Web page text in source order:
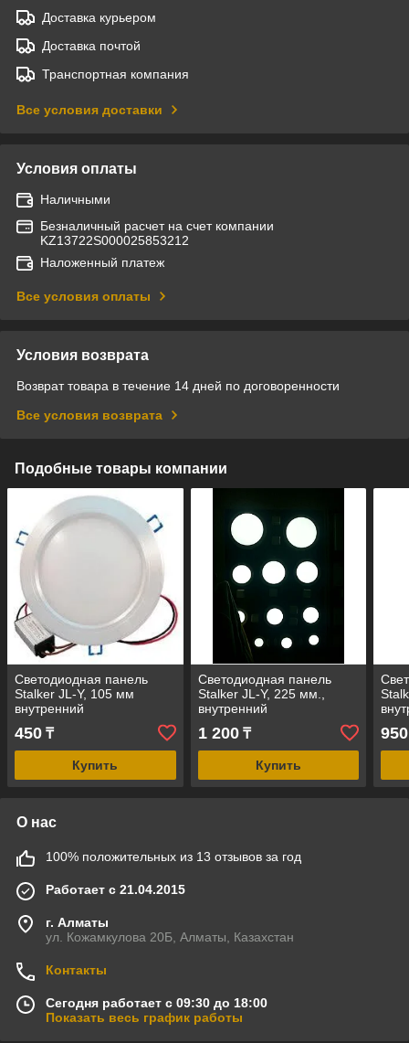
Доставка курьером
Доставка почтой
Транспортная компания
Все условия доставки
Условия оплаты
Наличными
Безналичный расчет на счет компании
KZ13722S000025853212
Наложенный платеж
Все условия оплаты
Условия возврата
Возврат товара в течение 14 дней по договоренности
Все условия возврата
Подобные товары компании
Светодиодная панель
Stalker JL-Y, 105 мм
внутренний
450 ₸
Купить
Светодиодная панель
Stalker JL-Y, 225 мм.,
внутренний
1 200₸
Купить
950
О нас
100% положительных из 13 отзывов за год
Работает с 21.04.2015
г. Алматы
ул. Кожамкулова 20Б, Алматы, Казахстан
Контакты
Сегодня работает с 09:30 до 18:00
Показать весь график работы